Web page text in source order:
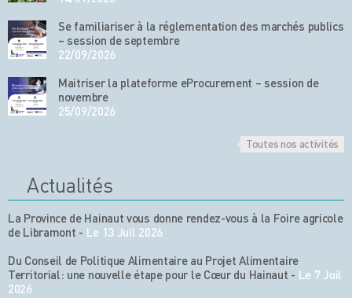
Se familiariser à la réglementation des marchés publics
– session de septembre
22/09/2026
Maitriser la plateforme eProcurement – session de
novembre
25/09/2026
Toutes nos activités
Actualités
La Province de Hainaut vous donne rendez-vous à la Foire agricole
de Libramont - Le 13 Juil 2026
Du Conseil de Politique Alimentaire au Projet Alimentaire
Territorial: une nouvelle étape pour le Cœur du Hainaut - Le 7 Juil
2026